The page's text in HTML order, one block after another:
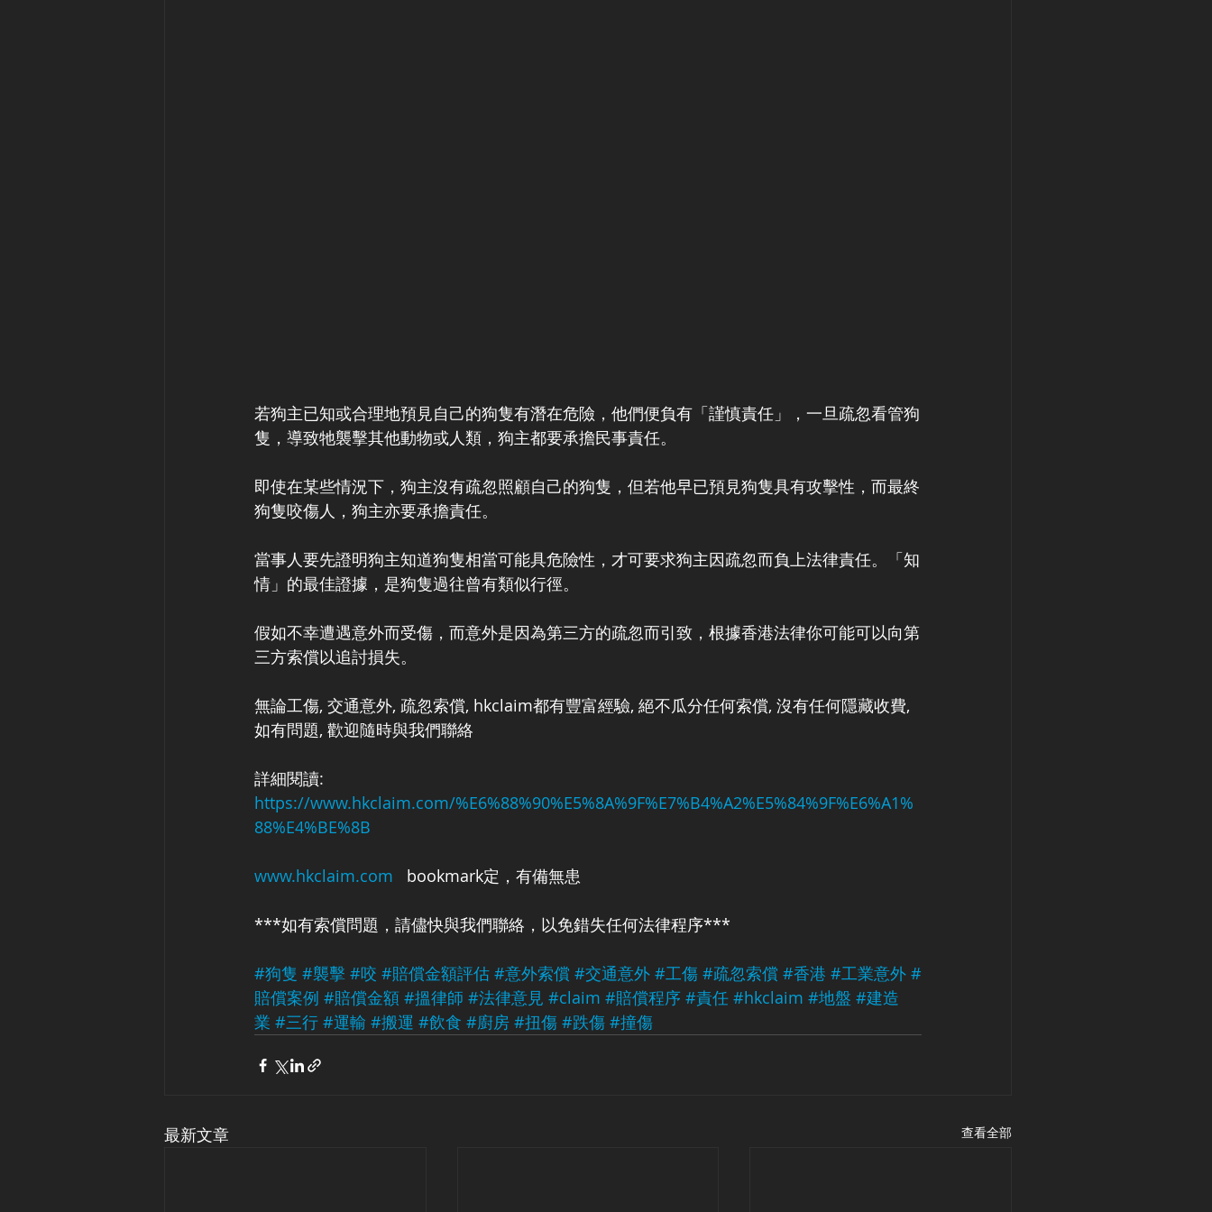
若狗主已知或合理地預見自己的狗隻有潛在危險，他們便負有「謹慎責任」，一旦疏忽看管狗
隻，導致牠襲擊其他動物或人類，狗主都要承擔民事責任。
即使在某些情況下，狗主沒有疏忽照顧自己的狗隻，但若他早已預見狗隻具有攻擊性，而最終
狗隻咬傷人，狗主亦要承擔責任。
當事人要先證明狗主知道狗隻相當可能具危險性，才可要求狗主因疏忽而負上法律責任。「知
情」的最佳證據，是狗隻過往曾有類似行徑。
假如不幸遭遇意外而受傷，而意外是因為第三方的疏忽而引致，根據香港法律你可能可以向第
三方索償以追討損失。
無論工傷, 交通意外, 疏忽索償, hkclaim都有豐富經驗, 絕不瓜分任何索償, 沒有任何隱藏收費,
如有問題, 歡迎隨時與我們聯絡
詳細閱讀:
https://www.hkclaim.com/%E6%88%90%E5%8A%9F%E7%B4%A2%E5%84%9F%E6%A1%
88%E4%BE%8B
www.hkclaim.com bookmark定，有備無患
***如有索償問題，請儘快與我們聯絡，以免錯失任何法律程序***
#狗隻 #襲擊 #咬 #賠償金額評估 #意外索償 #交通意外 #工傷 #疏忽索償 #香港 #工業意外 #
賠償案例 #賠償金額 #搵律師 #法律意見 #claim #賠償程序 #責任 #hkclaim #地盤 #建造
業 #三行 #運輸 #搬運 #飲食 #廚房 #扭傷 #跌傷 #撞傷
最新文章 查看全部